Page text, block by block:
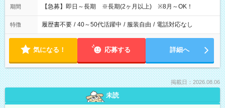
期間 【急募】即日～長期 ※長期(2ヶ月以上) ※8月～OK！
特徴 履歴書不要 / 40～50代活躍中 / 服装自由 / 電話対応なし
気になる！ 応募する 詳細へ
掲載日：2026.08.06
未読